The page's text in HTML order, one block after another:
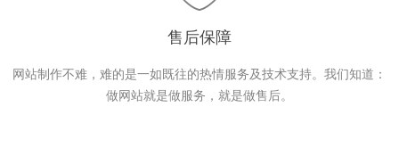
售后保障
网站制作不难，难的是一如既往的热情服务及技术支持。我们知道：
做网站就是做服务，就是做售后。